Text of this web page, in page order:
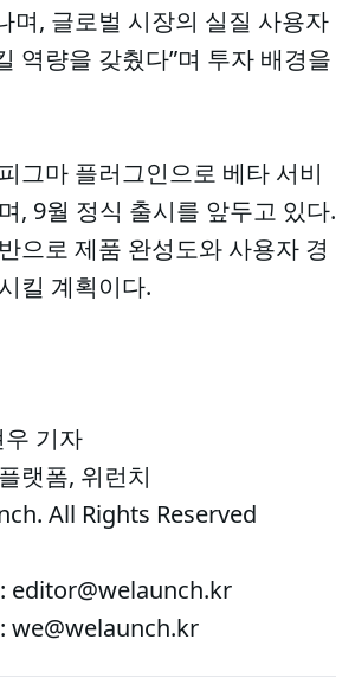
며, 글로벌 시장의 실질 사용자
역량을 갖췄다”며 투자 배경을
그마 플러그인으로 베타 서비
, 9월 정식 출시를 앞두고 있다.
으로 제품 완성도와 사용자 경
킬 계획이다.
기자
랫폼, 위런치
All Rights Reserved
editor@welaunch.kr
we@welaunch.kr